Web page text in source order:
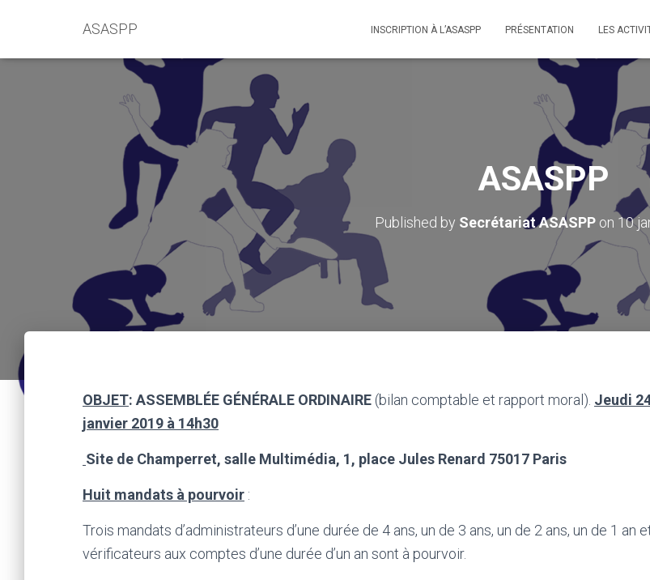
ASASPP INSCRIPTION À L’ASASPP PRÉSENTATION LES
ASASPP
Published by Secrétariat ASASPPon 10
OBJET: ASSEMBLÉE GÉNÉRALE ORDINAIRE (bilan comptable et rapport moral). Jeudi
janvier 2019 à 14h30
Site de Champerret, salle Multimédia, 1, place Jules Renard 75017 Paris
Huit mandats à pourvoir :
Trois mandats d’administrateurs d’une durée de 4 ans, un de 3 ans, un de 2 ans, un de 1 an
vérificateurs aux comptes d’une durée d’un an sont à pourvoir.